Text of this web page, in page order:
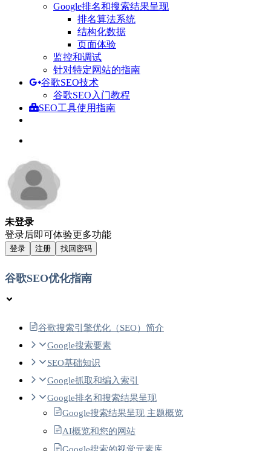
Google排名和搜索结果呈现
排名算法系统
结构化数据
页面体验
监控和调试
针对特定网站的指南
谷歌SEO技术
谷歌SEO入门教程
SEO工具使用指南
未登录
登录后即可体验更多功能
登录 注册 找回密码
谷歌SEO优化指南
谷歌搜索引擎优化（SEO）简介
Google搜索要素
SEO基础知识
Google抓取和编入索引
Google排名和搜索结果呈现
Google搜索结果呈现 主题概览
AI概览和您的网站